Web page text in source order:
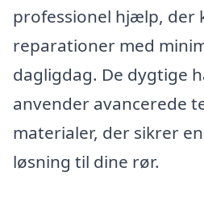
professionel hjælp, der
reparationer med
dagligdag. De dygtige
anvender avancerede
materialer, der sikrer
løsning til dine rør.